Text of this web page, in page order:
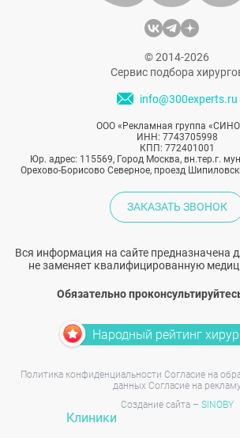
© 2014-2026
Сервис подбора
info@300experts.ru
ООО «Рекламная группа
ИНН: 7743705998
КПП: 772401001
Юр. адрес: 115569, Город Москва, вн.тер.г.
Орехово-Борисово Северное, проезд
ЗАКАЗАТЬ ЗВОНОК
Вся информация на сайте предназначена
не заменяет квалифицированную
Обязательно
Народный рейтинг
Политика конфиденциальности Согласие на
данных Согласие на
Создание сайта – SINOBY
Клиники